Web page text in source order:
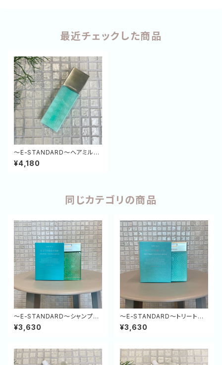
最近チェックした商品
～E-STANDARD～ヘアミルク
ポジティブリペア 120ml
¥4,180
同じカテゴリの商品
～E-STANDARD～シャンプー
ポジティブリペア（緑）250ml
¥3,630
～E-STANDARD～トリートメ
ント ポジティブリペア（緑）250
g
¥3,630